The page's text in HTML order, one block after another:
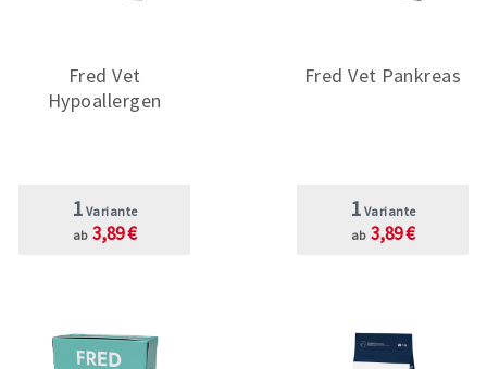
Fred Vet
Hypoallergen
1 Variante
ab 3,89 €
Fred Vet Pankreas
1 Variante
ab 3,89 €